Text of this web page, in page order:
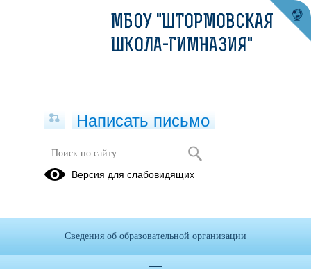
Стипендии и иные виды
материальной поддержки
Совета Республики Крым.pdf
(скачать)(посмотреть)
МБОУ "ШТОРМОВСКАЯ
ШКОЛА-ГИМНАЗИЯ"
Написать письмо
Версия для слабовидящих
Сведения об образовательной организации